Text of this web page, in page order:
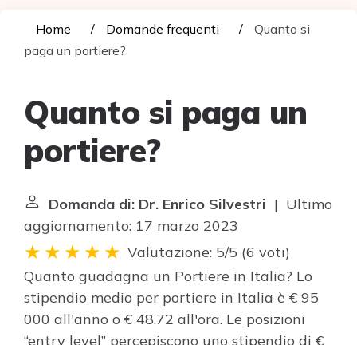
Home Domande frequenti
Quanto si
paga un portiere?
Quanto si paga un
portiere?
Domanda di: Dr. Enrico Silvestri | Ultimo
aggiornamento: 17 marzo 2023
Valutazione: 5/5 (6 voti)
Quanto guadagna un Portiere in Italia? Lo
stipendio medio per portiere in Italia è € 95
000 all'anno o € 48.72 all'ora. Le posizioni
“entry level” percepiscono uno stipendio di €